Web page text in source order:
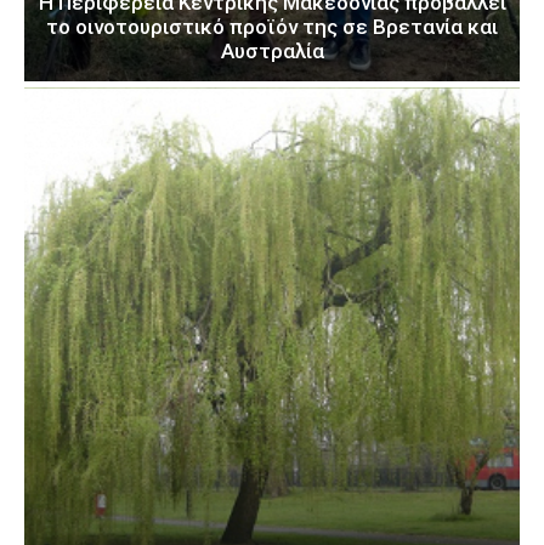
το οινοτουριστικό προϊόν της σε Βρετανία και
Αυστραλία